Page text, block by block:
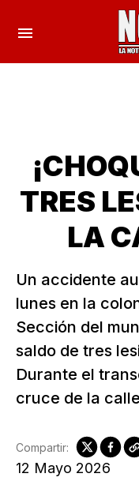
TRES
LA
Un accidente
lunes en la
Sección del
saldo de tres
Durante el
cruce de la
12 Mayo 2026
Compartir: